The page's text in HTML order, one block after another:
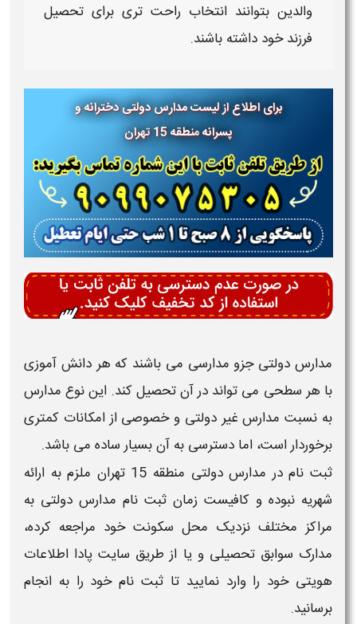
بتوانند انتخاب راحت تری برای تحصیل
خود داشته باشند.
برای اطلاع از لیست مدارس دولتی دخترانه و
جزو مدارسی می باشند که هر دانش آموزی
می تواند در آن تحصیل کند. این نوع مدارس
مدارسغیر دولتی و خصوصی از امکانات کمتری
است، اما دسترسی به آن بسیار ساده می باشد.
مدارس دولتی منطقه 15 تهران
ملزم به ارائه
و کافیست زمان ثبت ناممدارس دولتیبه
نزدیک محل سکونت خود مراجعه کرده،
تحصیلی و یا از طریق سایت پادا اطلاعات
را وارد نمایید تا ثبت نام خود را به انجام